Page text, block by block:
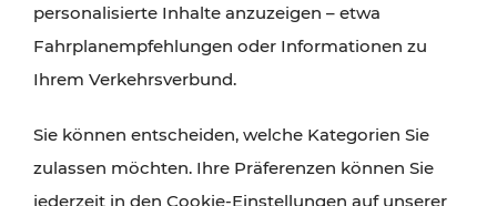
personalisierte Inhalte anzuzeigen – etwa
Fahrplanempfehlungen oder Informationen zu
Ihrem Verkehrsverbund.
Sie können entscheiden, welche Kategorien Sie
zulassen möchten. Ihre Präferenzen können Sie
jederzeit in den Cookie-Einstellungen auf unserer